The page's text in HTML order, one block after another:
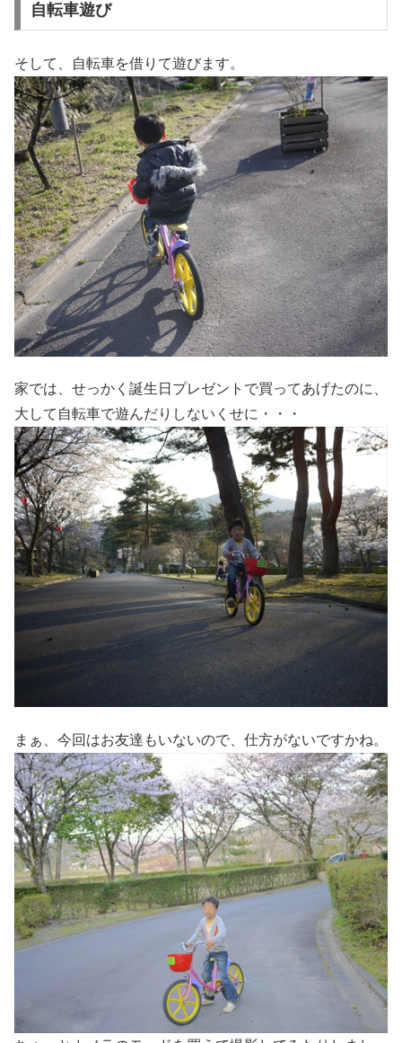
自転車遊び
そして、自転車を借りて遊びます。
家では、せっかく誕生日プレゼントで買ってあげたのに、
大して自転車で遊んだりしないくせに・・・
まぁ、今回はお友達もいないので、仕方がないですかね。